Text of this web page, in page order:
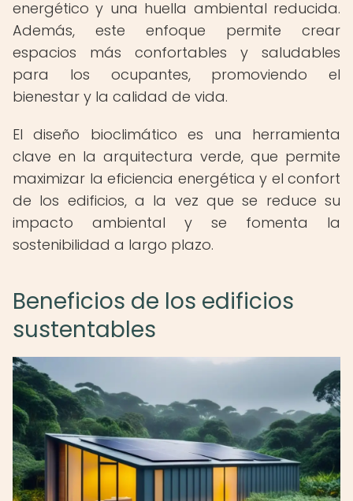
energético y una huella ambiental reducida.
Además, este enfoque permite crear
espacios más confortables y saludables
para los ocupantes, promoviendo el
bienestar y la calidad de vida.
El diseño bioclimático es una herramienta
clave en la arquitectura verde, que permite
maximizar la eficiencia energética y el confort
de los edificios, a la vez que se reduce su
impacto ambiental y se fomenta la
sostenibilidad a largo plazo.
Beneficios de los edificios
sustentables